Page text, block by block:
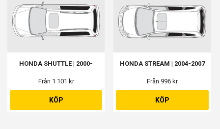
HONDA SHUTTLE | 2000-
Från 1 101 kr
KÖP
HONDA STREAM | 2004-2007
Från 996 kr
KÖP